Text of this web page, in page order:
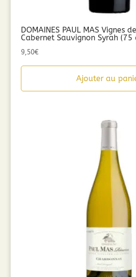
DOMAINES PAUL MAS Vignes
Cabernet Sauvignon Syrah
9,50€
Ajouter au